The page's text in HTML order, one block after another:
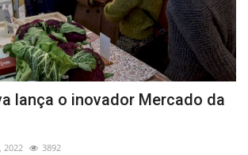
lança o inovador Mercado da
2022 3892